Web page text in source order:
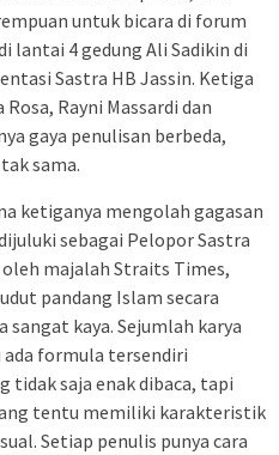
untuk bicara di forum
4 gedung Ali Sadikin di
Sastra HB Jassin. Ketiga
Rayni Massardi dan
gaya penulisan berbeda,
sama.
ketiganya mengolah gagasan
sebagai Pelopor Sastra
majalah Straits Times,
pandang Islam secara
kaya. Sejumlah karya
formula tersendiri
tidak saja enak dibaca, tapi
tentu memiliki karakteristik
Setiap penulis punya cara